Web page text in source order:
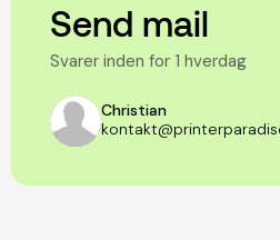
Send mail
Svarer inden for 1 hverdag
Christian